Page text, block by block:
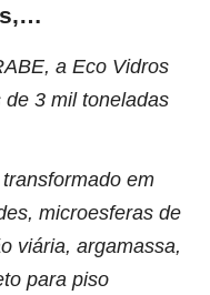
a Eco Vidros
3 mil toneladas
em
microesferas de
viária, argamassa,
para piso